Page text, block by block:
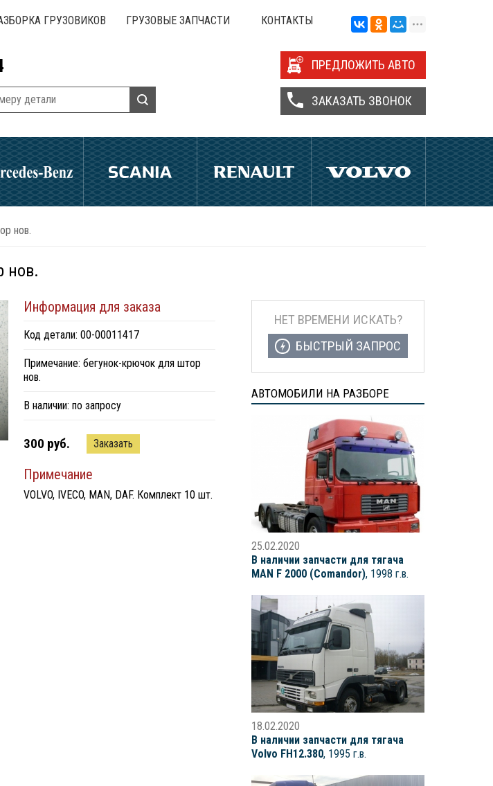
ГРУЗОВИКОВ ГРУЗОВЫЕ ЗАПЧАСТИ КОНТАКТЫ
ПРЕДЛОЖИТЬ АВТО
ЗАКАЗАТЬ ЗВОНОК
нов.
нов.
Информация для заказа
Код детали: 00-00011417
Примечание: бегунок-крючок для штор
нов.
В наличии: по запросу
300 руб. Заказать
Примечание
VOLVO, IVECO, MAN, DAF. Комплект 10 шт.
НЕТ ВРЕМЕНИ ИСКАТЬ?
БЫСТРЫЙ ЗАПРОС
АВТОМОБИЛИ НА РАЗБОРЕ
25.02.2020
В наличии запчасти для тягача
MAN F 2000 (Comandor), 1998 г.в.
18.02.2020
В наличии запчасти для тягача
Volvo FH12.380, 1995 г.в.